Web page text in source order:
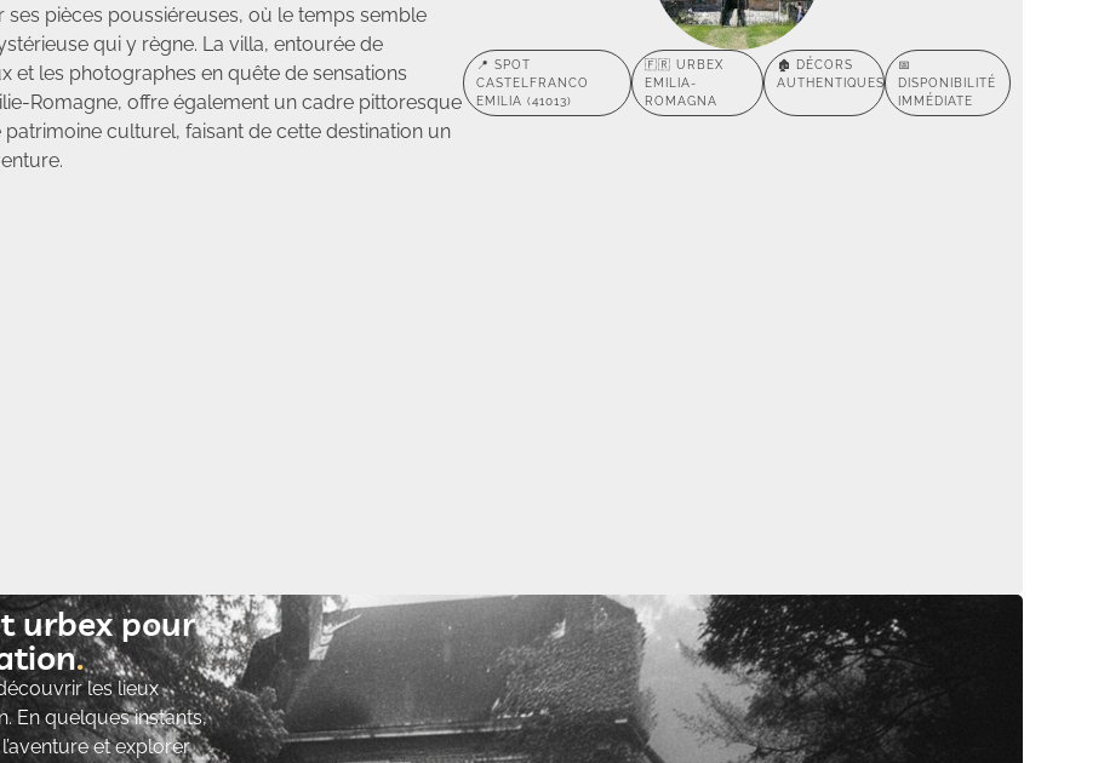
ses pièces poussiéreuses, où le temps semble
qui y règne. La villa, entourée de
et les photographes en quête de sensations
Romagne, offre également un cadre pittoresque
culturel, faisant de cette destination un
📍 SPOT
CASTELFRANCO
EMILIA (41013)
🇫🇷 URBEX
EMILIA-
ROMAGNA
🏚️ DÉCORS
AUTHENTIQUES
📅
DISPONIBILITÉ
IMMÉDIATE
urbex pour
les lieux
En quelques instants,
et explorer